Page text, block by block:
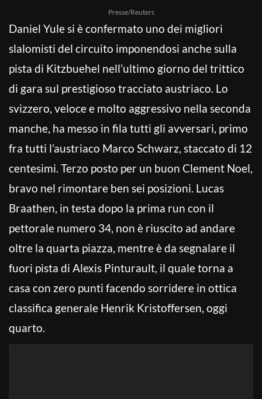
Presse/Reuters
Daniel Yule si è confermato uno dei migliori
slalomisti del circuito imponendosi anche sulla
pista di Kitzbuehel nell’ultimo giorno del trittico
di gara sul prestigioso tracciato austriaco. Lo
svizzero, veloce e molto aggressivo nella seconda
manche, ha messo in fila tutti gli avversari, primo
fra tutti l’austriaco Marco Schwarz, staccato di 12
centesimi. Terzo posto per un buon Clement Noel,
bravo nel rimontare ben sei posizioni. Lucas
Braathen, in testa dopo la prima run con il
pettorale numero 34, non è riuscito ad andare
oltre la quarta piazza, mentre è da segnalare il
fuori pista di Alexis Pinturault, il quale torna a
casa con zero punti facendo sorridere in ottica
classifica generale Henrik Kristoffersen, oggi
quarto.